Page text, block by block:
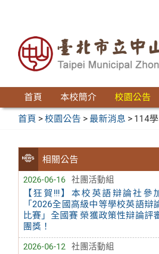
首頁 本校簡介 校園公告
首頁 >校園公告 > 最新消息 > 114
相關公告
2026-06-16
社團活動組
【狂賀!!!】本校英語辯論社參
「2026全國高級中等學校英語辯
比賽」全國賽 榮獲政策性辯論評
團獎！
2026-06-12
社團活動組